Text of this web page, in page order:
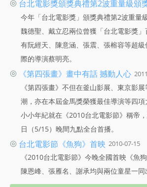
◎ 台北電影獎頒獎典禮第2波重量級頒
今年「台北電影獎」頒獎典禮第2波重量
魏德聖、戴立忍兩位曾獲「台北電影獎
有阮經天、陳意涵、張震、張榕容等超
際的導演蔡明亮。
◎ 《第四張畫》畫中有話 撼動人心
《第四張畫》不但在釜山影展、東京影
潮，亦在本屆金馬獎榮獲最佳導演等四
小小年紀就在《2010台北電影節》稱帝
日（5/15）晚間九點全台首播。
◎ 台北電影節《魚狗》首映 2010-07-15
《2010台北電影節》今晚全國首映《魚
陳恩峰、張雁名、謝承均與兩位童星一同